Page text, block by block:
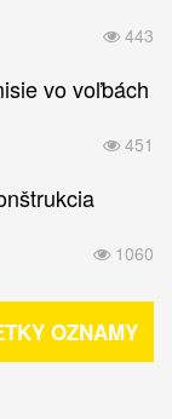
443
vo voľbách
451
1060
OZNAMY